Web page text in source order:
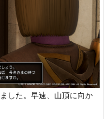
した。早速、山頂に向か